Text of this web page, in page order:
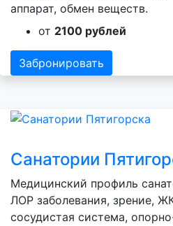
аппарат, обмен веществ.
от 2100 рублей
Забронировать
Санатории
Медицинский профиль
ЛОР заболевания, зрение,
сосудистая система,